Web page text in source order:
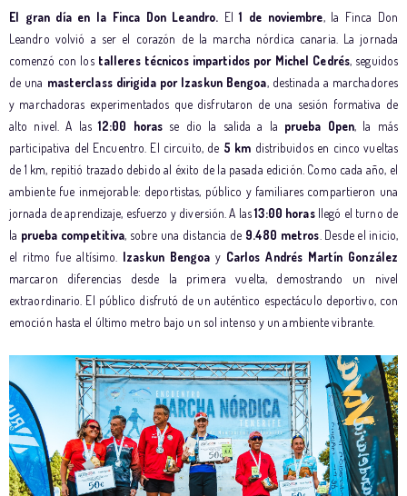
El gran día en la Finca Don Leandro. El1 de noviembre, la Finca Don
Leandro volvió a ser el corazón de la marcha nórdica canaria. La jornada
comenzó con los talleres técnicos impartidos por Michel Cedrés, seguidos
de una masterclass dirigida por Izaskun Bengoa, destinada a marchadores
y marchadoras experimentados que disfrutaron de una sesión formativa de
alto nivel. A las12:00 horas se dio la salida a la prueba Open, la más
participativa del Encuentro. El circuito, de 5 km distribuidos en cinco vueltas
de 1 km, repitió trazado debido al éxito de la pasada edición. Como cada año, el
ambiente fue inmejorable: deportistas, público y familiares compartieron una
jornada de aprendizaje, esfuerzo y diversión. A las13:00 horasllegó el turno de
la prueba competitiva, sobre una distancia de 9.480 metros . Desde el inicio,
el ritmo fue altísimo. Izaskun Bengoa y Carlos Andrés Martín González
marcaron diferencias desde la primera vuelta, demostrando un nivel
extraordinario. El público disfrutó de un auténtico espectáculo deportivo, con
emoción hasta el último metro bajo un sol intenso y un ambiente vibrante.